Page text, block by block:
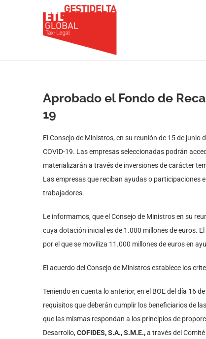
Aprobado el Fondo de
19
El Consejo de Ministros, en su reunión de 15 de
COVID-19. Las empresas seleccionadas podrán
materializarán a través de inversiones de carácter
Las empresas que reciban ayudas o participaciones
trabajadores.
Le informamos, que el Consejo de Ministros en su
cuya dotación inicial es de 1.000 millones de euros.
por el que se moviliza 11.000 millones de euros en
El acuerdo del Consejo de Ministros establece los
Teniendo en cuenta lo anterior, en el BOE del día 16
requisitos que deberán cumplir los beneficiarios de
que las mismas respondan a los principios de
Desarrollo, COFIDES, S.A., S.M.E.,a través del